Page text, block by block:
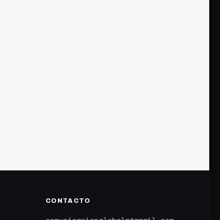
CONTACTO